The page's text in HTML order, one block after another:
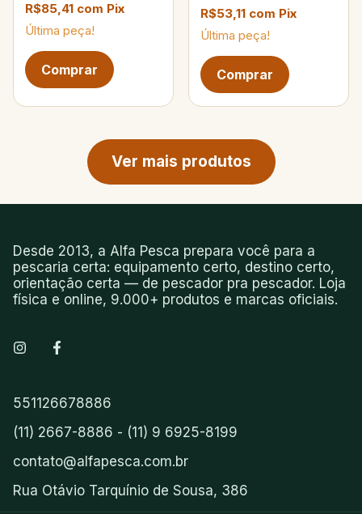
R$85,41 com Pix
Última peça!
R$53,11 com Pix
Última peça!
Ver mais produtos
Desde 2013, a Alfa Pesca prepara você para a
pescaria certa: equipamento certo, destino certo,
orientação certa — de pescador pra pescador. Loja
física e online, 9.000+ produtos e marcas oficiais.
551126678886
(11) 2667-8886 - (11) 9 6925-8199
contato@alfapesca.com.br
Rua Otávio Tarquínio de Sousa, 386